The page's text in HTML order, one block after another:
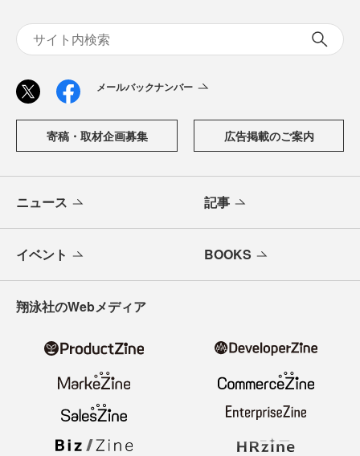
メールバックナンバー
寄稿・取材企画募集 広告掲載のご案内
ニュース 記事
イベント BOOKS
翔泳社のWebメディア